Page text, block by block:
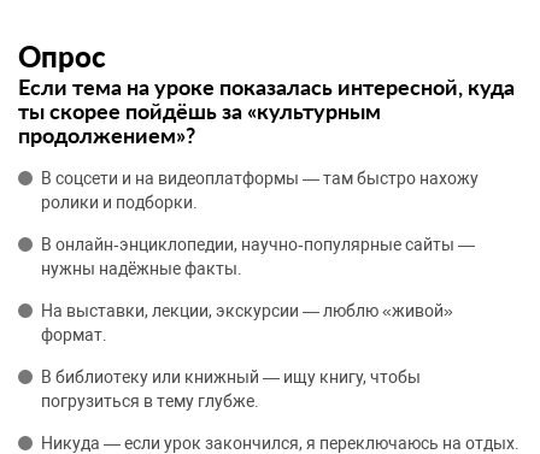
Опрос
Если тема на уроке показалась интересной, куда
ты скорее пойдёшь за «культурным
продолжением»?
В соцсети и на видеоплатформы — там быстро нахожу
ролики и подборки.
В онлайн‑энциклопедии, научно‑популярные сайты —
нужны надёжные факты.
На выставки, лекции, экскурсии — люблю «живой»
формат.
В библиотеку или книжный — ищу книгу, чтобы
погрузиться в тему глубже.
Никуда — если урок закончился, я переключаюсь на отдых.